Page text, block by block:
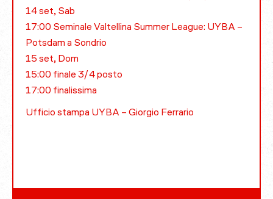
14 set, Sab
17:00 Seminale Valtellina Summer League: UYBA –
Potsdam a Sondrio
15 set, Dom
15:00 finale 3/4 posto
17:00 finalissima
Ufficio stampa UYBA – Giorgio Ferrario